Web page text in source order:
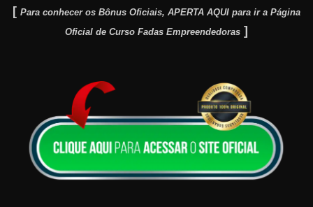
[ Para conhecer os Bônus Oficiais, APERTA AQUI para ir a Página
Oficial de Curso Fadas Empreendedoras]